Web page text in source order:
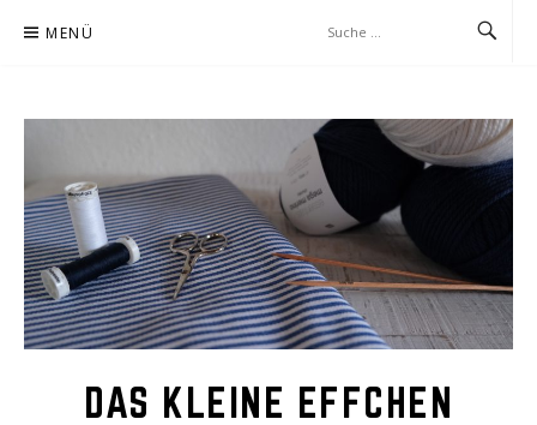
Inhalt MENÜ
DAS KLEINE EFFCHEN